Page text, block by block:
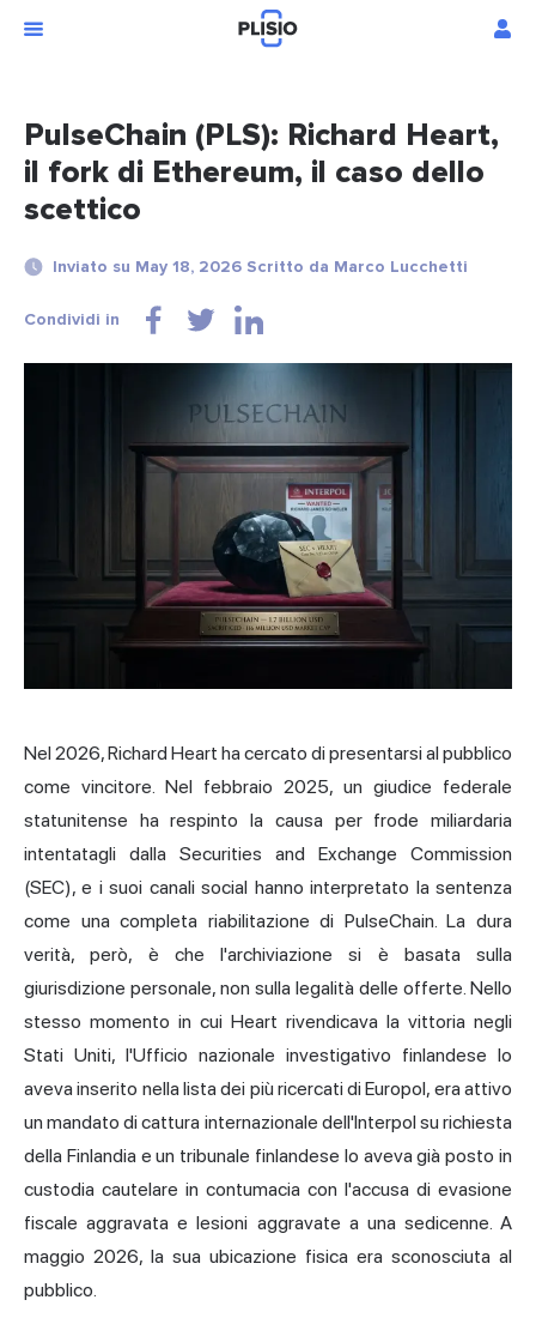
PulseChain (PLS): Richard Heart,
il fork di Ethereum, il caso dello
scettico
Inviato su May 18, 2026 Scritto da Marco Lucchetti
Condividi in
Nel 2026, Richard Heart ha cercato di presentarsi al pubblico
come vincitore. Nel febbraio 2025, un giudice federale
statunitense ha respinto la causa per frode miliardaria
intentatagli dalla Securities and Exchange Commission
(SEC), e i suoi canali social hanno interpretato la sentenza
come una completa riabilitazione di PulseChain. La dura
verità, però, è che l'archiviazione si è basata sulla
giurisdizione personale, non sulla legalità delle offerte. Nello
stesso momento in cui Heart rivendicava la vittoria negli
Stati Uniti, l'Ufficio nazionale investigativo finlandese lo
aveva inserito nella lista dei più ricercati di Europol, era attivo
un mandato di cattura internazionale dell'Interpol su richiesta
della Finlandia e un tribunale finlandese lo aveva già posto in
custodia cautelare in contumacia con l'accusa di evasione
fiscale aggravata e lesioni aggravate a una sedicenne. A
maggio 2026, la sua ubicazione fisica era sconosciuta al
pubblico.